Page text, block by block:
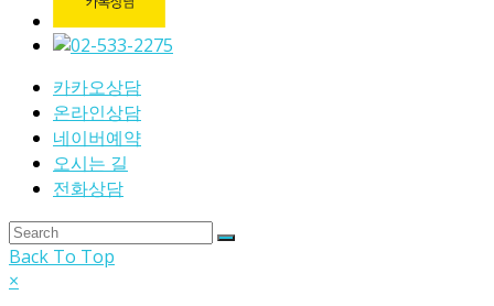
카카오상담
온라인상담
네이버예약
오시는 길
전화상담
Back To Top
×